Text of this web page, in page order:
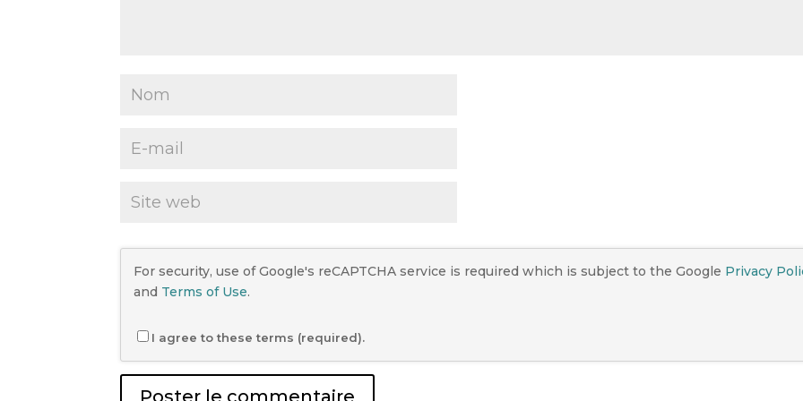
For security, use of Google's reCAPTCHA service is required which is subject to the Google Privacy
and Terms of Use.
I agree to these terms (required).